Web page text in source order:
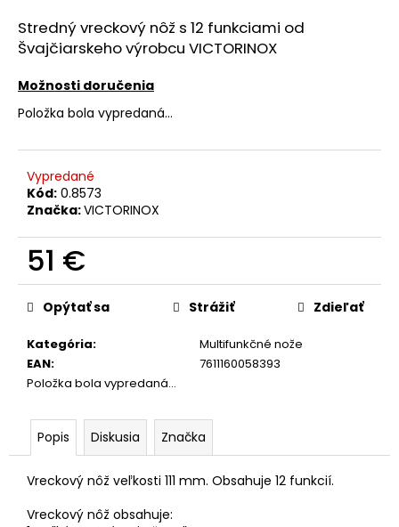
Stredný vreckový nôž s 12 funkciami od
Švajčiarskeho výrobcu VICTORINOX
Možnosti doručenia
Položka bola vypredaná…
Vypredané
Kód: 0.8573
Značka:VICTORINOX
51 €
Jednotková
cena:
Kategória:
Multifunkčné nože
EAN:
7611160058393
Položka bola vypredaná…
Opýtať sa Strážiť Zdieľať
Popis Diskusia Značka
Vreckový nôž veľkosti 111 mm. Obsahuje 12 funkcií.
Vreckový nôž obsahuje:
á
j
ť
?
O
d
o
ú
e